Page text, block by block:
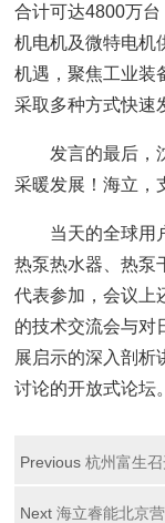
合计可达4800万
机电机及微特电机
机遇，聚焦工业装
采取多种方式快速
发言的最后，
采暖发展！海立，
当天的全球用
热泵热水器、热泵
代表参加，会议上
的技术交流会与对
展启示的深入剖析
讨论的开放式论坛。
Previous 杭州富生
Next 海立睿能北京